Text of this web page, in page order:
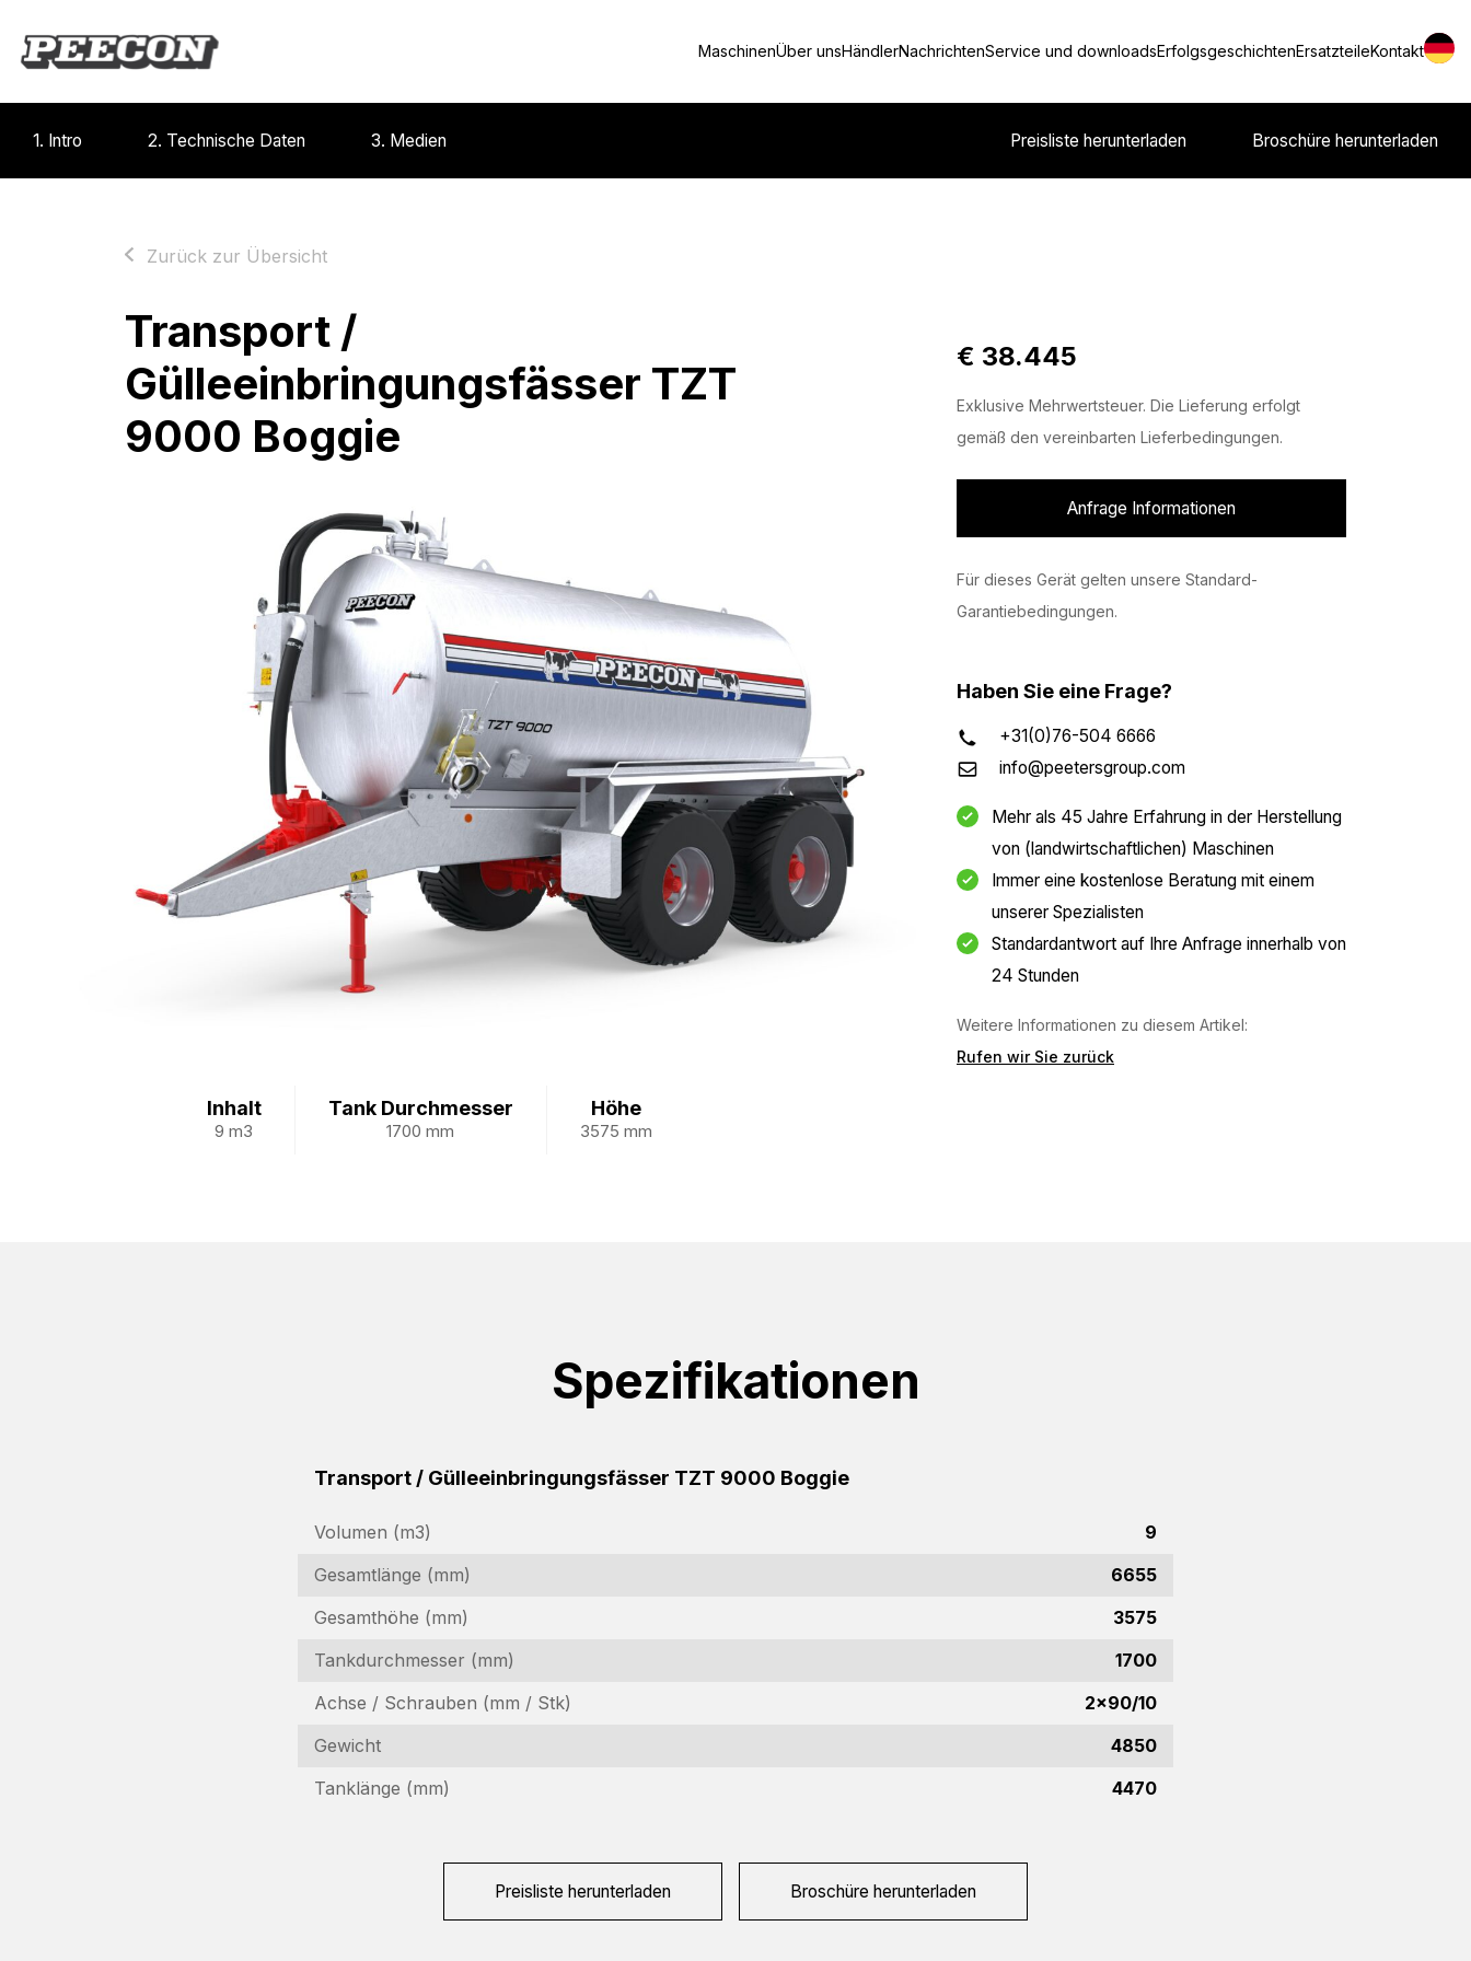
MaschinenÜber unsHändlerNachrichtenService und downloadsErfolgsgeschichtenErsatzteileKontakt
1. Intro 2. Technische Daten 3. Medien Preisliste herunterladen Broschüre herunterladen
Zurück zur Übersicht
Transport /
Gülleeinbringungsfässer TZT
9000 Boggie
Inhalt
9 m3
Tank Durchmesser
1700 mm
Höhe
3575 mm
€ 38.445
Exklusive Mehrwertsteuer. Die Lieferung erfolgt
gemäß den vereinbarten Lieferbedingungen.
Anfrage Informationen
Für dieses Gerät gelten unsere Standard-
Garantiebedingungen.
Haben Sie eine Frage?
+31(0)76-504 6666
info@peetersgroup.com
Mehr als 45 Jahre Erfahrung in der Herstellung
von (landwirtschaftlichen) Maschinen
Immer eine kostenlose Beratung mit einem
unserer Spezialisten
Standardantwort auf Ihre Anfrage innerhalb von
24 Stunden
Weitere Informationen zu diesem Artikel:
Rufen wir Sie zurück
Spezifikationen
Transport / Gülleeinbringungsfässer TZT 9000 Boggie
Volumen (m3)
9
Gesamtlänge (mm)
6655
Gesamthöhe (mm)
3575
Tankdurchmesser (mm)
1700
Achse / Schrauben (mm / Stk)
2x90/10
Gewicht
4850
Tanklänge (mm)
4470
Preisliste herunterladen Broschüre herunterladen
Informationsanfrage
(Required)
Firmenname